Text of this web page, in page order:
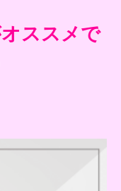
ススメで